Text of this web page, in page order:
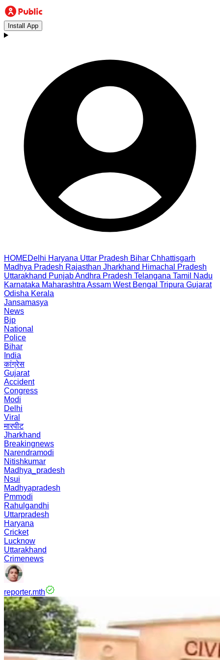
Install App
HOMEDelhi Haryana Uttar Pradesh Bihar Chhattisgarh
Madhya Pradesh Rajasthan Jharkhand Himachal Pradesh
Uttarakhand PunjabAndhra Pradesh Telangana Tamil Nadu
Karnataka Maharashtra Assam West Bengal Tripura Gujarat
Odisha Kerala
Jansamasya
News
Bjp
National
Police
Bihar
India
कांग्रेस
Gujarat
Accident
Congress
Modi
Delhi
Viral
मारपीट
Jharkhand
Breakingnews
Narendramodi
Nitishkumar
Madhya_pradesh
Nsui
Madhyapradesh
Pmmodi
Rahulgandhi
Uttarpradesh
Haryana
Cricket
Lucknow
Uttarakhand
Crimenews
reporter.mth